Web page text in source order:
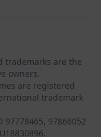
trademarks are the
owners.
are registered
trademark
97866052